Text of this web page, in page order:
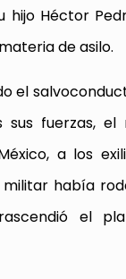
Héctor
de asilo.
el
sus fuerzas,
a los
había
el